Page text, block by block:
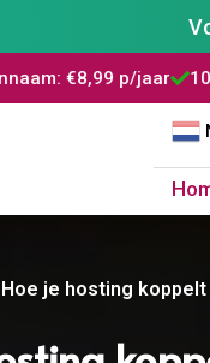
100% risicovrij
Hoe je hosting